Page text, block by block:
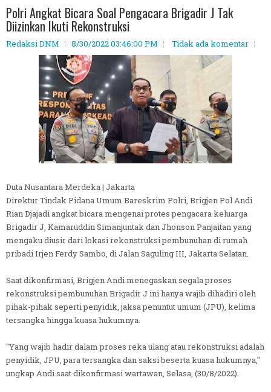
Polri Angkat Bicara Soal Pengacara Brigadir J Tak
Diizinkan Ikuti Rekonstruksi
Redaksi DNM 8/30/2022 03:46:00 PM Tidak ada komentar
Duta Nusantara Merdeka | Jakarta
Direktur Tindak Pidana Umum Bareskrim Polri, Brigjen Pol Andi
Rian Djajadi angkat bicara mengenai protes pengacara keluarga
Brigadir J, Kamaruddin Simanjuntak dan Jhonson Panjaitan yang
mengaku diusir dari lokasi rekonstruksi pembunuhan di rumah
pribadi Irjen Ferdy Sambo, di Jalan Saguling III, Jakarta Selatan.
Saat dikonfirmasi, Brigjen Andi menegaskan segala proses
rekonstruksi pembunuhan Brigadir J ini hanya wajib dihadiri oleh
pihak-pihak seperti penyidik, jaksa penuntut umum (JPU), kelima
tersangka hingga kuasa hukumnya.
"Yang wajib hadir dalam proses reka ulang atau rekonstruksi adalah
penyidik, JPU, para tersangka dan saksi beserta kuasa hukumnya,"
ungkap Andi saat dikonfirmasi wartawan, Selasa, (30/8/2022).